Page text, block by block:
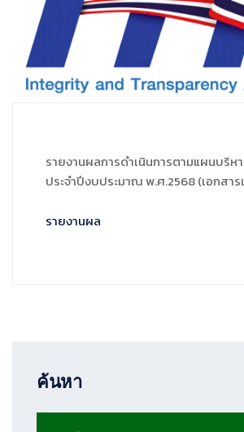
รายงานผลการดำเนินการตามแผนบริห
ประจำปีงบประมาณ พ.ศ.2568 (เอกสา
รายงานผล
ค้นหา